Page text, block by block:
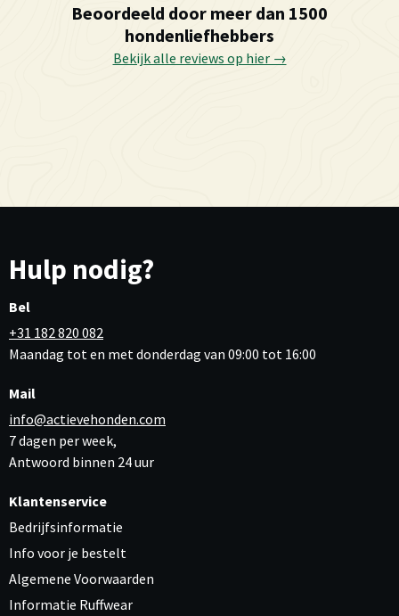
Beoordeeld door meer dan 1500
hondenliefhebbers
Bekijk alle reviews op hier →
Hulp nodig?
Bel
+31 182 820 082
Maandag tot en met donderdag van 09:00 tot 16:00
Mail
info@actievehonden.com
7 dagen per week,
Antwoord binnen 24 uur
Klantenservice
Bedrijfsinformatie
Info voor je bestelt
Algemene Voorwaarden
Informatie Ruffwear